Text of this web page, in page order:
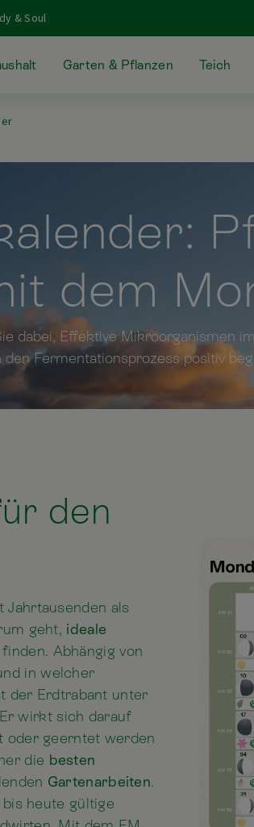
& Soul
Garten & Pflanzen Teich
dem
dabei, Effektive Mikroorganismen
Fermentationsprozess positiv
den
als
geht, ideale
Abhängig von
in welcher
der Erdtrabant unter
wirkt sich darauf
oder geerntet werden
die besten
Gartenarbeiten.
heute gültige